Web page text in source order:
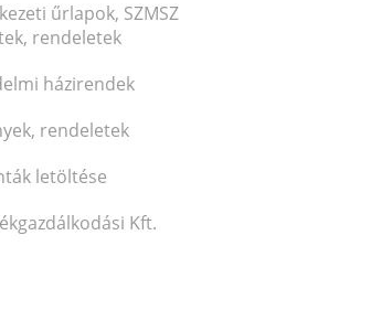
űrlapok, SZMSZ
rendeletek
házirendek
rendeletek
letöltése
Kft.